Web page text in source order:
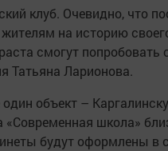
клуб. Очевидно, что
на историю
смогут попробовать
Татьяна Ларионова.
объект –
школа»
будут оформлены в